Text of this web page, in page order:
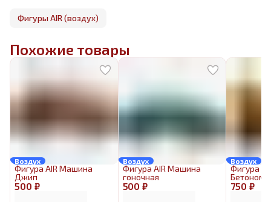
Фигуры AIR (воздух)
Похожие товары
Воздух
500 ₽
Фигура AIR Машина
Джип
Воздух
500 ₽
Фигура AIR Машина
гоночная
Воздух
750 ₽
Фигура